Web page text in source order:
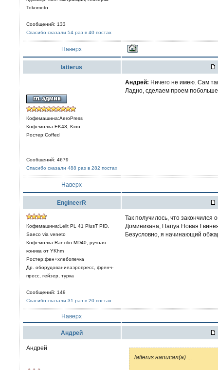
Tokomoto
Сообщений: 133
Спасибо сказали 54 раз в 40 постах
Наверх
latterus
Кофемашина:AeroPress
Кофемолка:EK43, Kinu
Ростер:Coffed
Сообщений: 4679
Спасибо сказали 488 раз в 282 постах
Aндрей: Ничего не имею. Сам
Ладно, сделаем проем
Наверх
EngineerR
Кофемашина:Lelit PL 41 PlusT PID,
Saeco via veneto
Кофемолка:Rancilio MD40, ручная
коника от YKhm
Ростер:фен+хлебопечка
Др. оборудованиеаэропресс, френч-
пресс, гейзер, турка
Сообщений: 149
Спасибо сказали 31 раз в 20 постах
Так получилось, что
Доминикана, Папуа Новая
Безусловно, я начинающий
Наверх
Aндрей
Андрей
latterus написал(а)